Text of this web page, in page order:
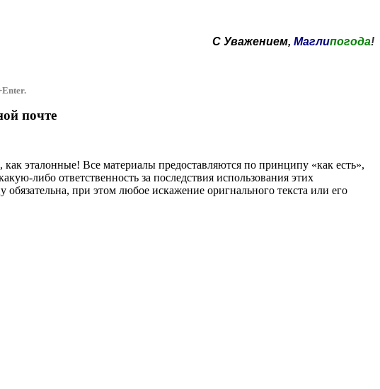
С Уважением, Маглипогода!
почте
эталонные! Все материалы предоставляются по принципу «как есть»,
либо ответственность за последствия использования этих
при этом любое искажение оригнального текста или его